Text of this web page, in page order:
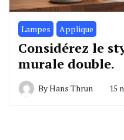
Lampes Applique
Considérez le
murale double.
ByHans Thrun 15